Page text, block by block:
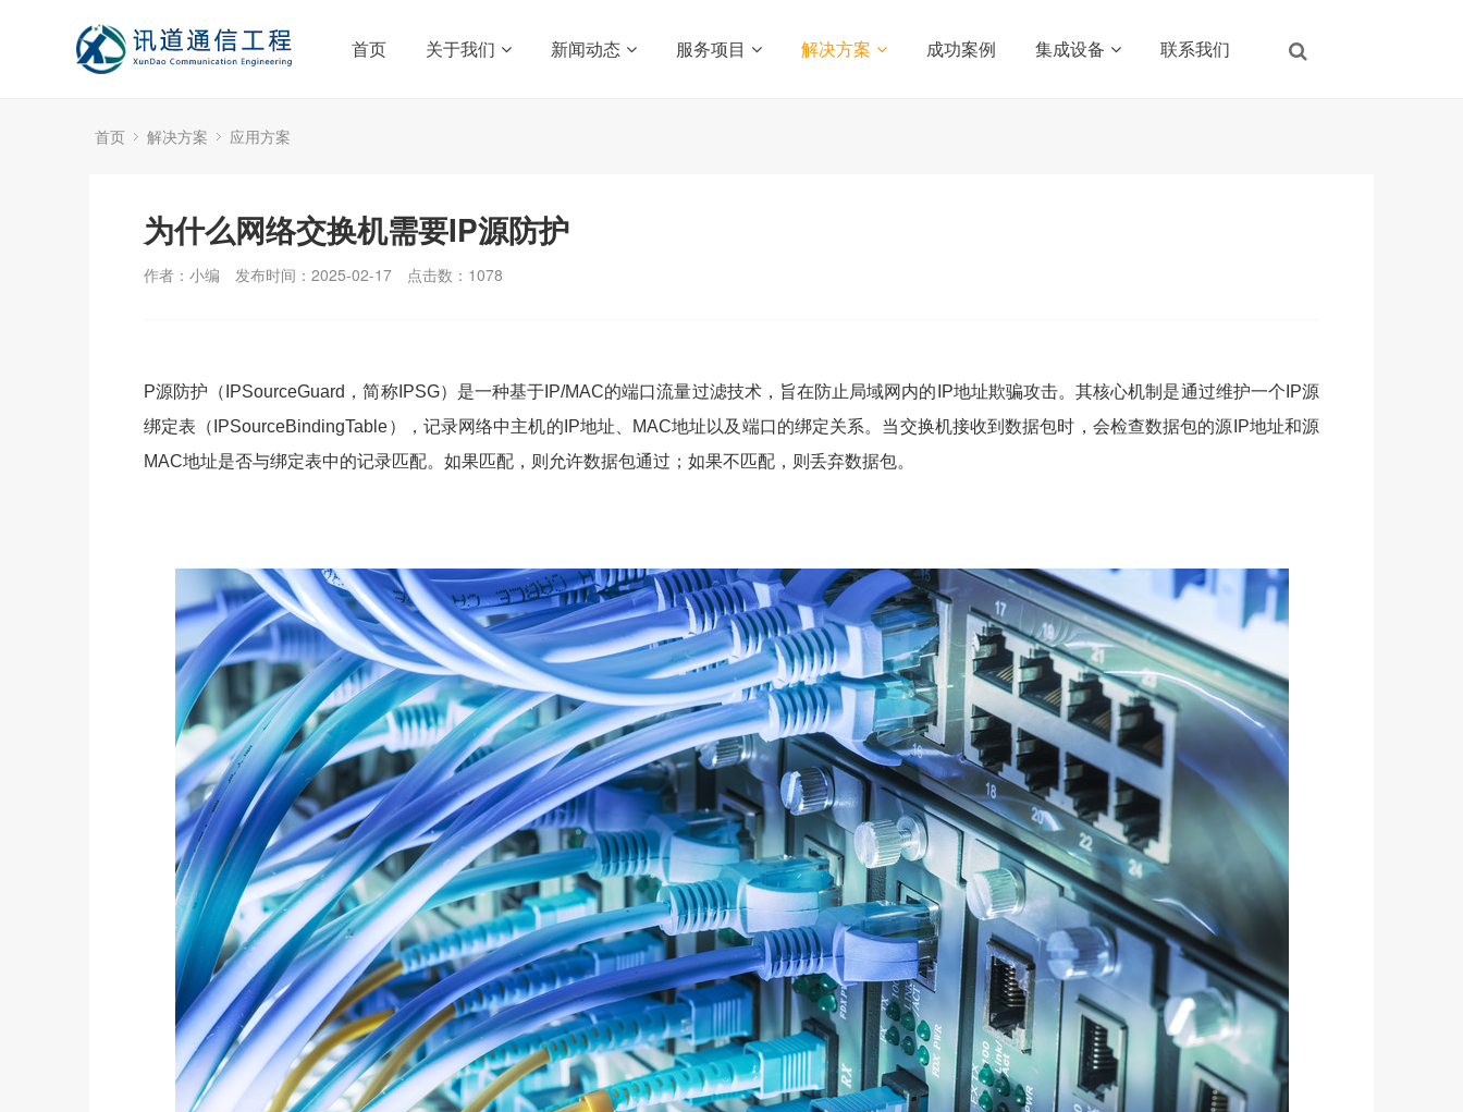
首页 关于我们 新闻动态 服务项目 解决方案 成功案例 集成设备 联系我们
首页 解决方案 应用方案
为什么网络交换机需要IP源防护
作者：小编 发布时间：2025-02-17 点击数： 1078
P源防护（IPSourceGuard，简称IPSG）是一种基于IP/MAC的端口流量过滤技术，旨在防止局域网内的IP地址欺骗攻击。其核心机制是通过维护一个IP源
绑定表（IPSourceBindingTable），记录网络中主机的IP地址、MAC地址以及端口的绑定关系。当交换机接收到数据包时，会检查数据包的源IP地址和源
MAC地址是否与绑定表中的记录匹配。如果匹配，则允许数据包通过；如果不匹配，则丢弃数据包。